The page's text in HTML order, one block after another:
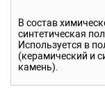
В состав
синтетическая
Используется в
(керамический и
камень).